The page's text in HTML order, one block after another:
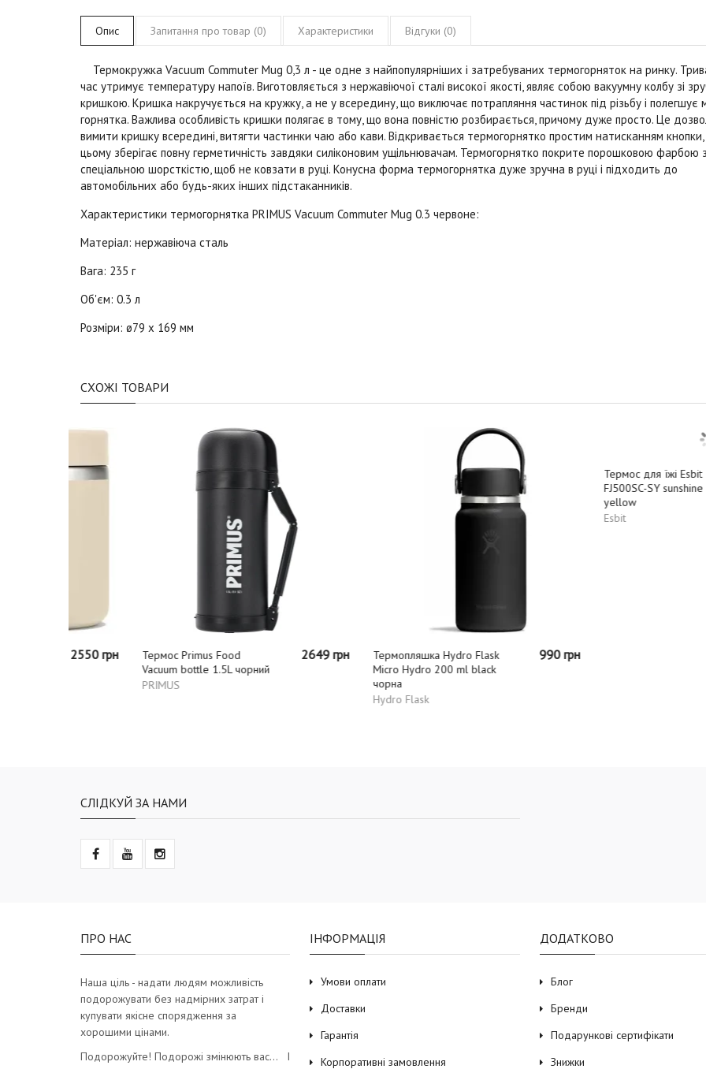
Опис Запитання про товар (0) Характеристики Відгуки (0)
Термокружка Vacuum Commuter Mug 0,3 л - це одне з найпопулярніших і затребуваних термогорняток на ринку.
час утримує температуру напоїв. Виготовляється з нержавіючої сталі високої якості, являє собою вакуумну колбу зі
кришкою. Кришка накручується на кружку, а не у всередину, що виключає потрапляння частинок під різьбу і полегшує
горнятка. Важлива особливість кришки полягає в тому, що вона повністю розбирається, причому дуже просто. Це
вимити кришку всередині, витягти частинки чаю або кави. Відкривається термогорнятко простим натисканням
цьому зберігає повну герметичність завдяки силіконовим ущільнювачам. Термогорнятко покрите порошковою фарбою
спеціальною шорсткістю, щоб не ковзати в руці. Конусна форма термогорнятка дуже зручна в руці і підходить до
автомобільних або будь-яких інших підстаканників.
Характеристики термогорнятка PRIMUS Vacuum Commuter Mug 0.3 червоне:
Матеріал: нержавіюча сталь
Вага: 235 г
Об'єм: 0.3 л
Розміри: ø79 x 169 мм
СХОЖІ ТОВАРИ
Термос Primus Food
Vacuum bottle 1.5L чорний
2649 грн
Термопляшка Hydro Flask
Micro Hydro 200 ml black
990 грн
Термос для їжі Esbit
СЛІДКУЙ ЗА НАМИ
ПРО НАС
Наша ціль - надати людям можливість
подорожувати без надмірних затрат і
купувати якісне спорядження за
хорошими цінами.
Подорожуйте! Подорожі змінюють вас… І
ІНФОРМАЦІЯ
Умови оплати
Доставки
Гарантія
Корпоративні замовлення
ДОДАТКОВО
Блог
Бренди
Подарункові сертифікати
Знижки